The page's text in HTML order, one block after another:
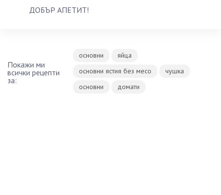
ДОБЪР АПЕТИТ!
Покажи ми
всички рецепти
за:
основни
яйца
основни ястия без месо
чушка
основни
домати